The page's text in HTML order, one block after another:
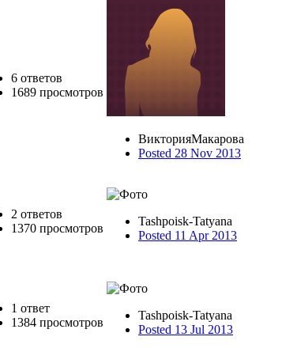
6 ответов
1689 просмотров
ВикторияМакарова
Posted 28 Nov 2013
2 ответов
1370 просмотров
Tashpoisk-Tatyana
Posted 11 Apr 2013
1 ответ
1384 просмотров
Tashpoisk-Tatyana
Posted 13 Jul 2013